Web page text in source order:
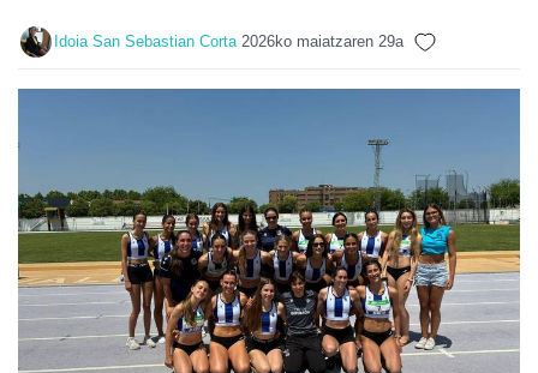
Idoia San Sebastian Corta 2026ko maiatzaren 29a